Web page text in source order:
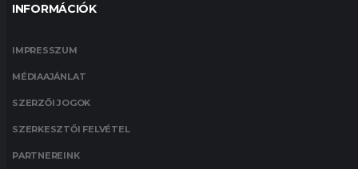
INFORMÁCIÓK
IMPRESSZUM
MÉDIAAJÁNLAT
SZERZŐI JOGOK
SZERKESZTŐI FELVÉTEL
PARTNEREINK